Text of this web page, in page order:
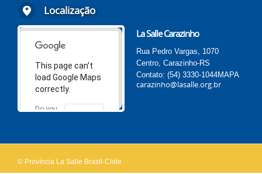
Localização
This page can't
load Google Maps
correctly.
Do you
OK
La Salle Carazinho
Rua Pedro Vargas, 1070
Centro, Carazinho-RS
Contato: (54) 3330-1044MAPA
carazinho@lasalle.org.br
© Província La Salle Brasil-Chile